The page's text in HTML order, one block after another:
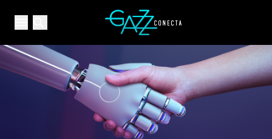
Open main menuYour Company